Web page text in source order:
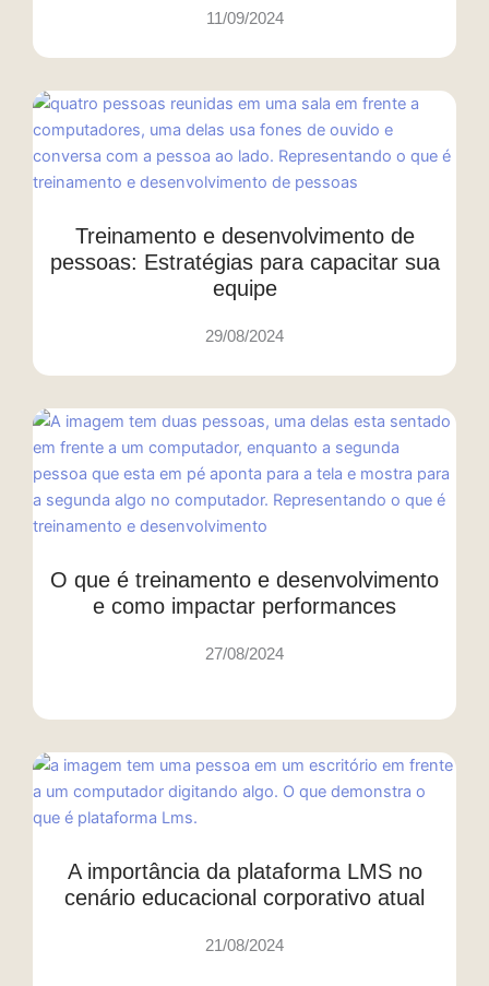
11/09/2024
Treinamento e desenvolvimento de
pessoas: Estratégias para capacitar sua
equipe
29/08/2024
O que é treinamento e desenvolvimento
e como impactar performances
27/08/2024
A importância da plataforma LMS no
cenário educacional corporativo atual
21/08/2024